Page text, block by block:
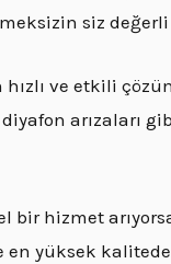
siz
ve etkili
arızaları
bir hizmet
en yüksek